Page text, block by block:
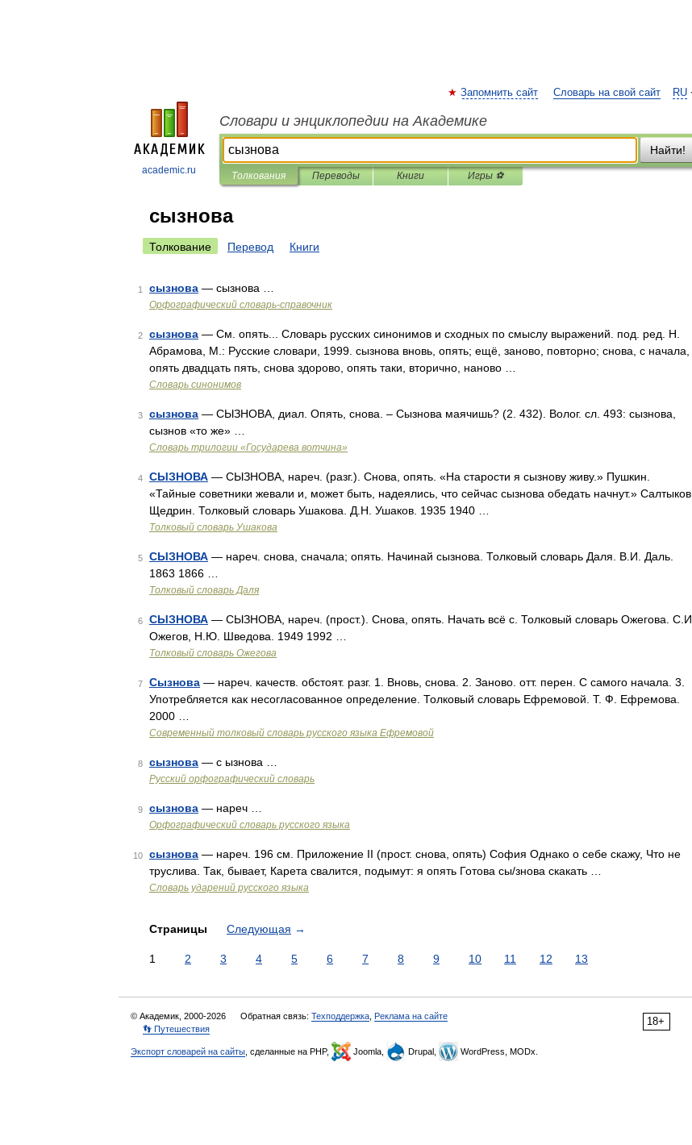
academic.ru
RU
Запомнить сайт Словарь на свой сайт
Словари и энциклопедии на Академике
Найти!
Толкования Переводы Книги Игры ⚽
сызнова
Толкование Перевод Книги
1 сызнова — сызнова …
Орфографический словарь-справочник
2 сызнова — См. опять... Словарь русских синонимов и сходных по смыслу выражений. под. ред. Н.
Абрамова, М.: Русские словари, 1999. сызнова вновь, опять; ещё, заново, повторно; снова, с начала,
опять двадцать пять, снова здорово, опять таки, вторично, наново …
Словарь синонимов
3 сызнова — СЫЗНОВА, диал. Опять, снова. – Сызнова маячишь? (2. 432). Волог. сл. 493: сызнова,
сызнов «то же» …
Словарь трилогии «Государева вотчина»
4 СЫЗНОВА — СЫЗНОВА, нареч. (разг.). Снова, опять. «На старости я сызнову живу.» Пушкин.
«Тайные советники жевали и, может быть, надеялись, что сейчас сызнова обедать начнут.» Салтыков
Щедрин. Толковый словарь Ушакова. Д.Н. Ушаков. 1935 1940 …
Толковый словарь Ушакова
5 СЫЗНОВА — нареч. снова, сначала; опять. Начинай сызнова. Толковый словарь Даля. В.И. Даль.
1863 1866 …
Толковый словарь Даля
6 СЫЗНОВА — СЫЗНОВА, нареч. (прост.). Снова, опять. Начать всё с. Толковый словарь Ожегова. С.И.
Ожегов, Н.Ю. Шведова. 1949 1992 …
Толковый словарь Ожегова
7 Сызнова — нареч. качеств. обстоят. разг. 1. Вновь, снова. 2. Заново. отт. перен. С самого начала. 3.
Употребляется как несогласованное определение. Толковый словарь Ефремовой. Т. Ф. Ефремова.
2000 …
Современный толковый словарь русского языка Ефремовой
8 сызнова — с ызнова …
Русский орфографический словарь
9 сызнова — нареч …
Орфографический словарь русского языка
10 сызнова — нареч. 196 см. Приложение II (прост. снова, опять) София Однако о себе скажу, Что не
труслива. Так, бывает, Карета свалится, подымут: я опять Готова сы/знова скакать …
Словарь ударений русского языка
Страницы Следующая →
1 2 3 4 5 6 7 8 9 10 11 12 13
18+
© Академик, 2000-2026 Обратная связь: Техподдержка Реклама на сайте
👣 Путешествия
Экспорт словарей на сайты , сделанные на PHP, Joomla, Drupal, WordPress, MODx.